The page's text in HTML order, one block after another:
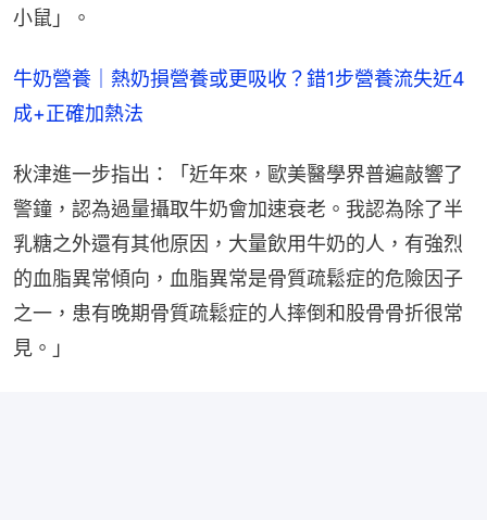
小鼠」。
牛奶營養｜熱奶損營養或更吸收？錯1步營養流失近4
成+正確加熱法
秋津進一步指出：「近年來，歐美醫學界普遍敲響了
警鐘，認為過量攝取牛奶會加速衰老。我認為除了半
乳糖之外還有其他原因，大量飲用牛奶的人，有強烈
的血脂異常傾向，血脂異常是骨質疏鬆症的危險因子
之一，患有晚期骨質疏鬆症的人摔倒和股骨骨折很常
見。」